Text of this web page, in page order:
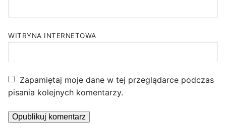
WITRYNA INTERNETOWA
Zapamiętaj moje dane w tej przeglądarce podczas
pisania kolejnych komentarzy.